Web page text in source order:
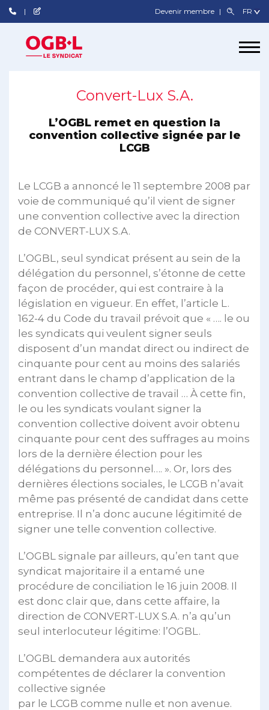
Devenir membre
Convert-Lux S.A.
L’OGBL remet en question la
convention collective signée par le
LCGB
Le LCGB a annoncé le 11 septembre 2008 par
voie de communiqué qu’il vient de signer
une convention collective avec la direction
de CONVERT-LUX S.A.
L’OGBL, seul syndicat présent au sein de la
délégation du personnel, s’étonne de cette
façon de procéder, qui est contraire à la
législation en vigueur. En effet, l’article L.
162-4 du Code du travail prévoit que « …. le ou
les syndicats qui veulent signer seuls
disposent d’un mandat direct ou indirect de
cinquante pour cent au moins des salariés
entrant dans le champ d’application de la
convention collective de travail … À cette fin,
le ou les syndicats voulant signer la
convention collective doivent avoir obtenu
cinquante pour cent des suffrages au moins
lors de la dernière élection pour les
délégations du personnel…. ». Or, lors des
dernières élections sociales, le LCGB n’avait
même pas présenté de candidat dans cette
entreprise. Il n’a donc aucune légitimité de
signer une telle convention collective.
L’OGBL signale par ailleurs, qu’en tant que
syndicat majoritaire il a entamé une
procédure de conciliation le 16 juin 2008. Il
est donc clair que, dans cette affaire, la
direction de CONVERT-LUX S.A. n’a qu’un
seul interlocuteur légitime: l’OGBL.
L’OGBL demandera aux autorités
compétentes de déclarer la convention
collective signée
par le LCGB comme nulle et non avenue.